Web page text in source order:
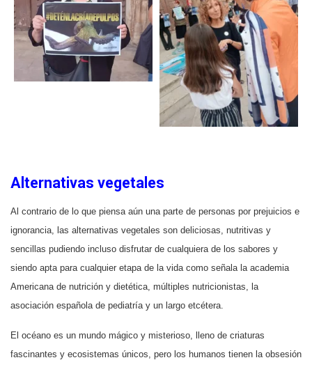
Alternativas vegetales
Al contrario de lo que piensa aún una parte de personas por prejuicios e
ignorancia, las alternativas vegetales son deliciosas, nutritivas y
sencillas pudiendo incluso disfrutar de cualquiera de los sabores y
siendo apta para cualquier etapa de la vida como señala la academia
Americana de nutrición y dietética, múltiples nutricionistas, la
asociación española de pediatría y un largo etcétera.
El océano es un mundo mágico y misterioso, lleno de criaturas
fascinantes y ecosistemas únicos, pero los humanos tienen la obsesión